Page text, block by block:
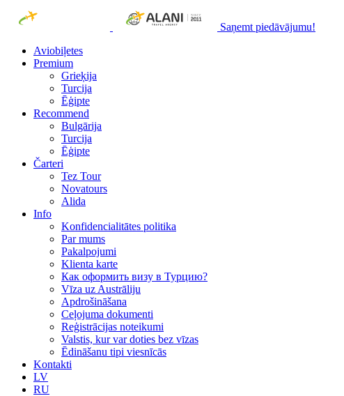
Saņemt piedāvājumu!
Aviobiļetes
Premium
Grieķija
Turcija
Ēģipte
Recommend
Bulgārija
Turcija
Ēģipte
Čarteri
Tez Tour
Novatours
Alida
Info
Konfidencialitātes politika
Par mums
Рakalpojumi
Klienta karte
Как оформить визу в Турцию?
Vīza uz Austrāliju
Apdrošināšana
Ceļojuma dokumenti
Reģistrācijas noteikumi
Valstis, kur var doties bez vīzas
Ēdināšanu tipi viesnīcās
Kontakti
LV
RU